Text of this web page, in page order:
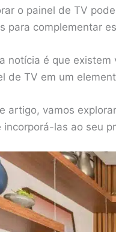
o painel de TV
para complementar
notícia é que
de TV em um
artigo, vamos
incorporá-las ao seu